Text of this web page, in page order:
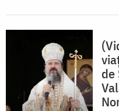
de